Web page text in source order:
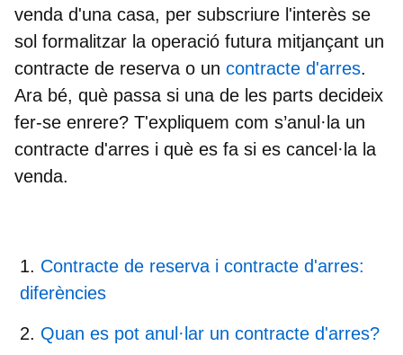
venda d'una casa, per subscriure l'interès se
sol formalitzar la operació futura mitjançant un
contracte de reserva o un contracte d'arres.
Ara bé, què passa si una de les parts decideix
fer-se enrere? T'expliquem com s’anul·la un
contracte d'arres i què es fa si es cancel·la la
venda.
Contracte de reserva i contracte d'arres:
diferències
Quan es pot anul·lar un contracte d'arres?